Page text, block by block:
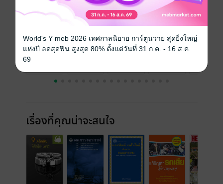
ฉบับย้อนหลัง
เรื่องที่คุณน่าจะสนใจ
World's Y meb 2026 เทศกาลนิยาย การ์ตูนวาย สุดยิ่งใหญ่
แห่งปี ลดสุดฟิน สูงสุด 80% ตั้งแต่วันที่ 31 ก.ค. - 16 ส.ค.
69